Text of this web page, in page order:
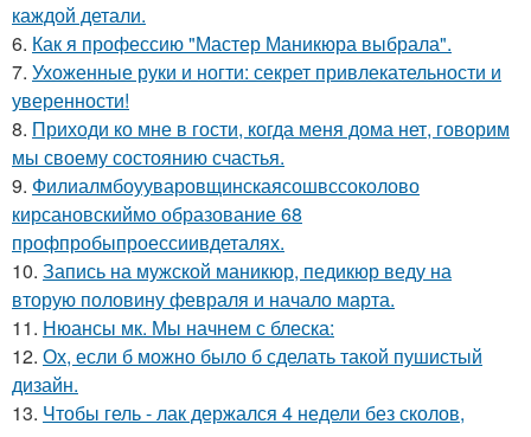
каждой детали.
6. Как я профессию "Мастер Маникюра выбрала".
7. Ухоженные руки и ногти: секрет привлекательности и
уверенности!
8. Приходи ко мне в гости, когда меня дома нет, говорим
мы своему состоянию счастья.
9. Филиалмбоууваровщинскаясошвссоколово
кирсановскиймо образование 68
профпробыпроессиивдеталях.
10. Запись на мужской маникюр, педикюр веду на
вторую половину февраля и начало марта.
11. Нюансы мк. Мы начнем с блеска:
12. Ох, если б можно было б сделать такой пушистый
дизайн.
13. Чтобы гель - лак держался 4 недели без сколов,